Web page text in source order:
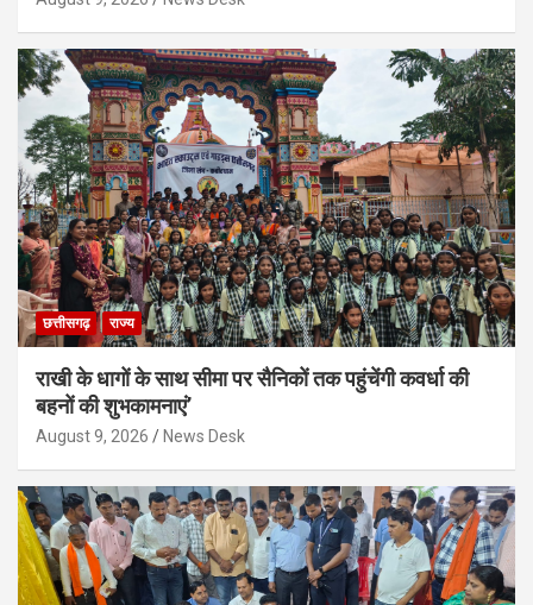
छत्तीसगढ़ राज्य
राखी के धागों के साथ सीमा पर सैनिकों तक पहुंचेंगी कवर्धा की
बहनों की शुभकामनाएं’
August 9, 2026 News Desk